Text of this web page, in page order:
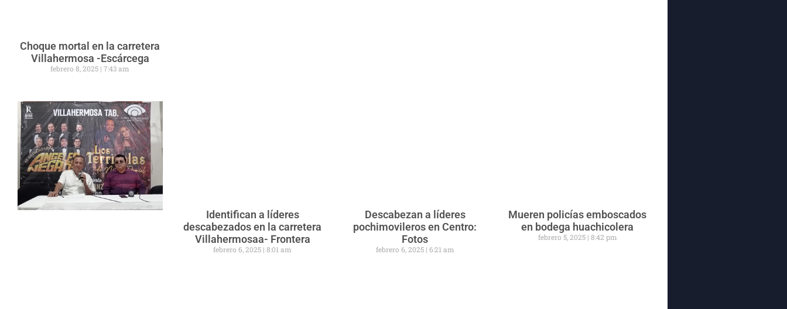
Choque mortal en la carretera
Villahermosa -Escárcega
febrero 8, 2025 7:43 am
Identifican a líderes
descabezados en la carretera
Villahermosaa- Frontera
febrero 6, 2025 8:01 am
Descabezan a líderes
pochimovileros en Centro:
Fotos
febrero 6, 2025 6:21 am
Mueren policías emboscados
en bodega huachicolera
febrero 5, 2025 8:42 pm